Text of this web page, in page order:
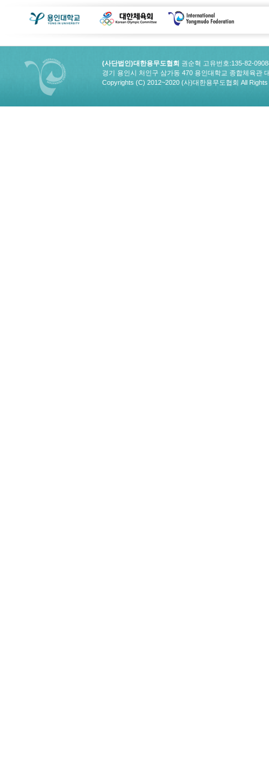
(사단법인)대한용무도협회 권순혁 고유번호:135-82-
경기 용인시 처인구 삼가동 470 용인대학교 종합체육관
Copyrights (C) 2012~2020 (사)대한용무도협회 All